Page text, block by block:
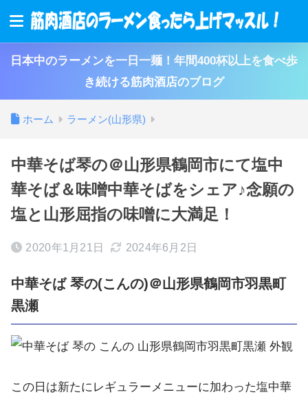
日本中のラーメンを一日一麺！年間400杯以上を食べ歩
き続ける筋肉酒店のブログ
ホーム ラーメン(山形県)
中華そば琴の＠山形県鶴岡市にて塩中
華そば＆味噌中華そばをシェア♪念願の
塩と山形屈指の味噌に大満足！
2020年1月21日 2024年6月2日
中華そば 琴の(こんの)＠山形県鶴岡市羽黒町
黒瀬
この日は新たにレギュラーメニューに加わった塩中華